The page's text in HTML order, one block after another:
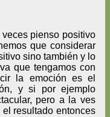
pienso positivo
que considerar
sino también y lo
que tengamos con
la emoción es el
y si por ejemplo
pero a la ves
resultado entonces